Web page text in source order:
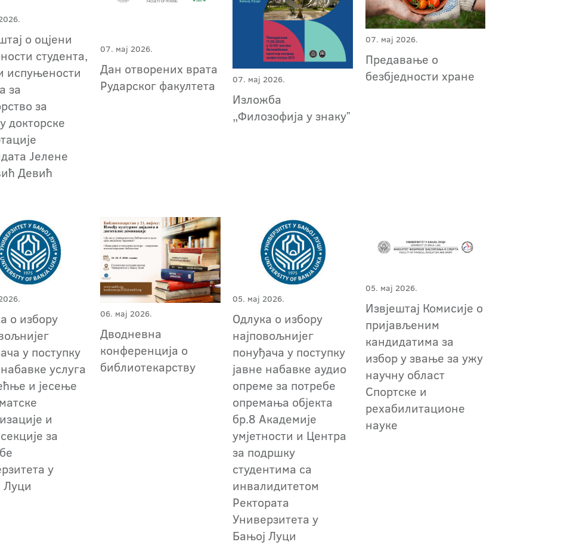
о оцјени
студента,
испуњености
за
за
докторске
Јелене
Девић
07. мај 2026.
Дан отворених врата
Рударског факултета
07. мај 2026.
Изложба
„Филозофија у знакуˮ
07. мај 2026.
Предавање о
безбједности хране
о избору
у поступку
услуга
и јесење
и
за
у
Луци
06. мај 2026.
Дводневна
конференција о
библиотекарству
05. мај 2026.
Oдлука о избору
најповољнијег
понуђача у поступку
јавне набавке аудио
опреме за потребе
опремања објекта
бр.8 Академије
умјетности и Центра
за подршку
студентима са
инвалидитетом
Ректората
Универзитета у
Бањој Луци
05. мај 2026.
Извјештај Комисије о
пријављеним
кандидатима за
избор у звање за ужу
научну област
Спортске и
рехабилитационе
науке